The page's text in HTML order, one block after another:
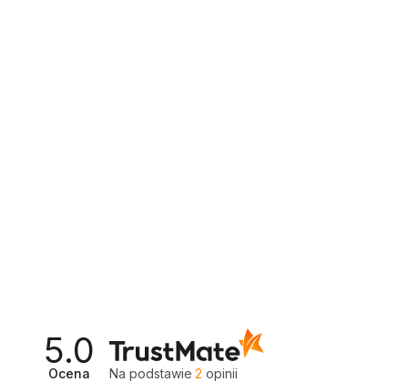
5.0
Ocena Na podstawie 2 opinii